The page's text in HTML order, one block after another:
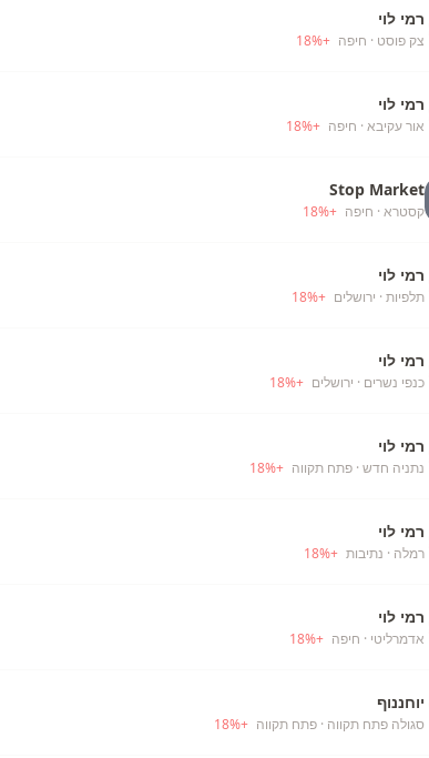
רמי לוי
צק פוסט · חיפה +
18%
רמי לוי
אור עקיבא · חיפה +
18%
Stop Market
קסטרא · חיפה +
18%
רמי לוי
תלפיות · ירושלים +
18%
רמי לוי
כנפי נשרים · ירושלים +
18%
רמי לוי
נתניה חדש · פתח תקווה +
18%
רמי לוי
רמלה · נתיבות +
18%
רמי לוי
אדמרליטי · חיפה +
18%
יוחננוף
סגולה פתח תקווה · פתח תקווה +
18%